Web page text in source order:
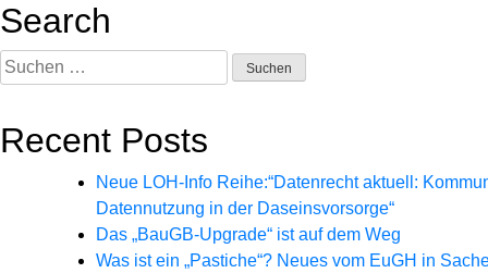
Search
Suchen
nach:
Recent Posts
Neue LOH-Info Reihe:“Datenrecht aktuell:
Datennutzung in der Daseinsvorsorge“
Das „BauGB-Upgrade“ ist auf dem Weg
Was ist ein „Pastiche“? Neues vom EuGH in